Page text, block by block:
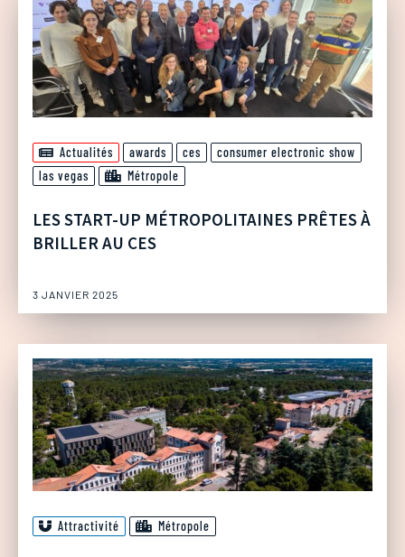
Actualités awards ces
consumer electronic show
las vegas
Métropole
LES START-UP MÉTROPOLITAINES PRÊTES À
BRILLER AU CES
3 JANVIER 2025
Attractivité Métropole